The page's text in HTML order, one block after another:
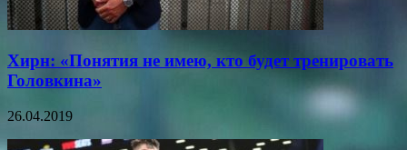
Хирн: «Понятия не имею, кто будет тренировать
Головкина»
26.04.2019